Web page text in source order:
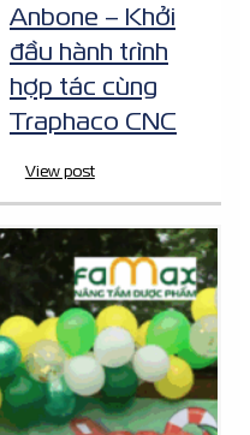
Anbone – Khởi
đầu hành trình
hợp tác cùng
Traphaco CNC
View post